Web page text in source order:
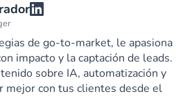
de go-to-market, le apasiona
impacto y la captación de leads.
sobre IA, automatización y
mejor con tus clientes desde el